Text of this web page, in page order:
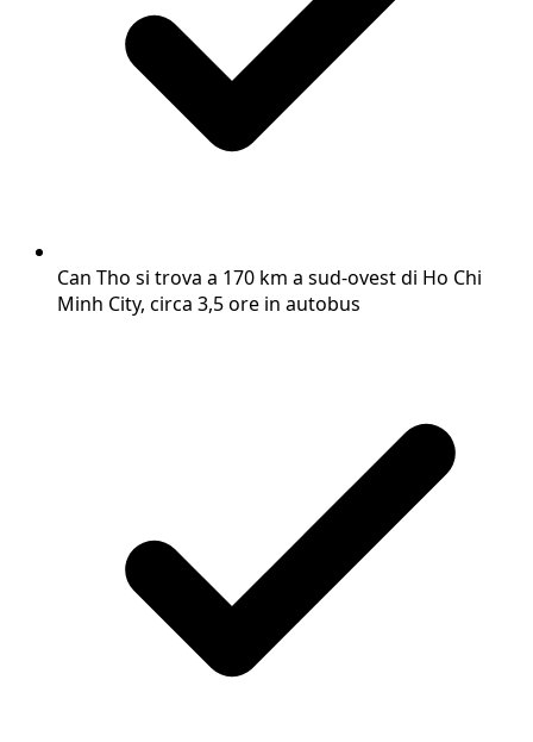
Can Tho si trova a 170 km a sud-ovest di Ho Chi
Minh City, circa 3,5 ore in autobus